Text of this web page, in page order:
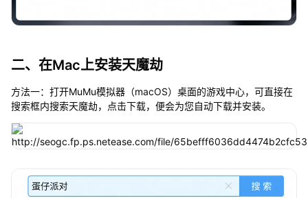
二、在Mac上安装天魔劫
方法一：打开MuMu模拟器（macOS）桌面的游戏中心，可直接在
搜索框内搜索天魔劫，点击下载，便会为您自动下载并安装。